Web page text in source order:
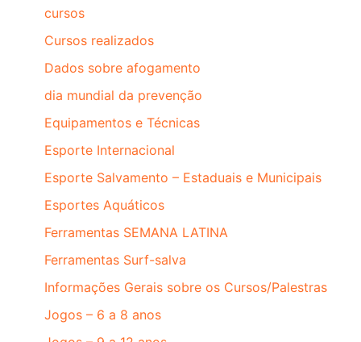
cursos
Cursos realizados
Dados sobre afogamento
dia mundial da prevenção
Equipamentos e Técnicas
Esporte Internacional
Esporte Salvamento – Estaduais e Municipais
Esportes Aquáticos
Ferramentas SEMANA LATINA
Ferramentas Surf-salva
Informações Gerais sobre os Cursos/Palestras
Jogos – 6 a 8 anos